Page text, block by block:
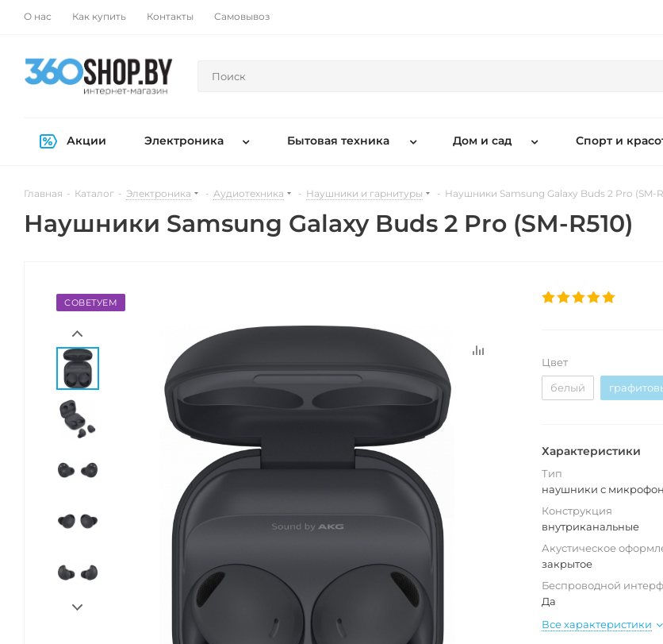
О нас Как купить Контакты Самовывоз
Акции Электроника Бытовая техника Дом и сад Спорт и
Главная - Каталог - Электроника - Аудиотехника - Наушники и гарнитуры - Наушники Samsung Galaxy Buds 2 Pro (SM-
Наушники Samsung Galaxy Buds 2 Pro (SM-R510)
СОВЕТУЕМ
Цвет
белый
Характеристики
Тип
наушники с
Конструкция
внутриканальные
Акустическое
закрытое
Беспроводной
Да
Все характеристики